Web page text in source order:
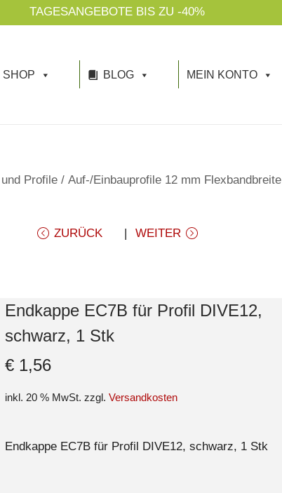
TAGESANGEBOTE BIS ZU -40%
SHOP BLOG MEIN KONTO
Profile / Auf-/Einbauprofile 12 mm Flexbandbreite
ZURÜCK WEITER
Endkappe EC7B für Profil DIVE12,
schwarz, 1 Stk
€1,56
inkl. 20 % MwSt. zzgl. Versandkosten
Endkappe EC7B für Profil DIVE12, schwarz, 1 Stk